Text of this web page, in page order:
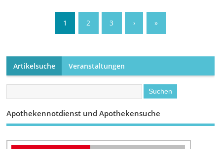
1 2 3 › »
Artikelsuche Veranstaltungen
Apothekennotdienst und Apothekensuche